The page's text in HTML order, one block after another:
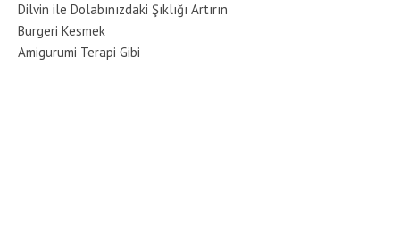
Dilvin ile Dolabınızdaki Şıklığı Artırın
Burgeri Kesmek
Amigurumi Terapi Gibi